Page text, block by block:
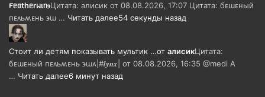
𐔥ᥱᥲthᥱrᥕιᥒⳋЦитата: алисик от 08.08.2026, 17:07 Цитата: бᴇɯᴇный
ᴨᴇᴧьʍᴇнь ϶ɯ … Читать далее54 секунды назад
Стоит ли детям показывать мультик …от алисикЦитата:
бᴇɯᴇный ᴨᴇᴧьʍᴇнь ϶ɯᴀ|#𝒍𝒚𝒏𝒙| от 08.08.2026, 16:35 @medi А
… Читать далее6 минут назад